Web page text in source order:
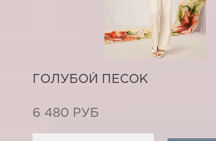
ГОЛУБОЙ ПЕСОК
6 480 РУБ